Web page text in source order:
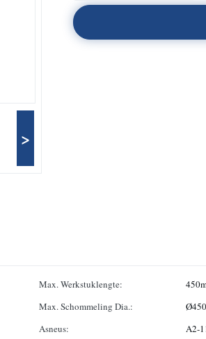
>
Max. Werkstuklengte:
Max. Schommeling Dia.:
Asneus:
A2-